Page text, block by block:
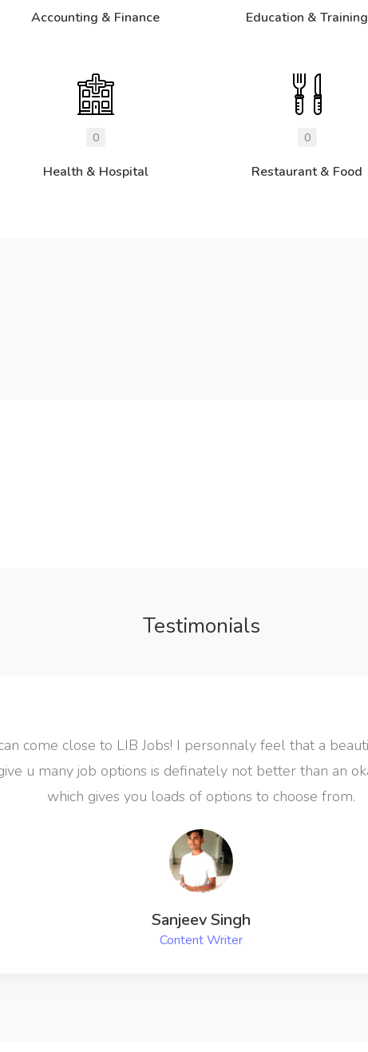
Accounting & Finance Education & Training
0
Health & Hospital
0
Restaurant & Food
Testimonials
that
site